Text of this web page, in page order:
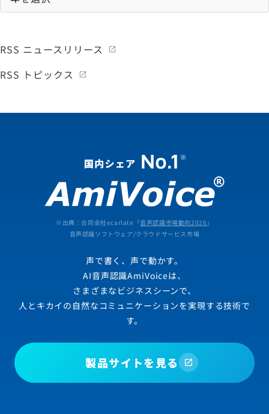
RSS ニュースリリース
RSS トピックス
※出典：合同会社ecarlate「音声認識市場動向2026 」
音声認識ソフトウェア/クラウドサービス市場
声で書く、声で動かす。
AI音声認識AmiVoiceは、
さまざまなビジネスシーンで、
人とキカイの自然なコミュニケーションを実現する技術で
す。
製品サイトを見る